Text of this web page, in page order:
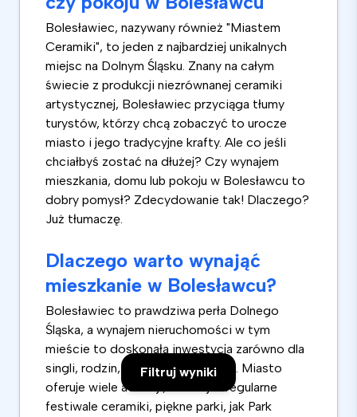
Filtruj wyniki
Bolesławiec, nazywany również "Miastem
Ceramiki", to jeden z najbardziej unikalnych
miejsc na Dolnym Śląsku. Znany na całym
świecie z produkcji niezrównanej ceramiki
artystycznej, Bolesławiec przyciąga tłumy
turystów, którzy chcą zobaczyć to urocze
miasto i jego tradycyjne krafty. Ale co jeśli
chciałbyś zostać na dłużej? Czy wynajem
mieszkania, domu lub pokoju w Bolesławcu to
dobry pomysł? Zdecydowanie tak! Dlaczego?
Już tłumaczę.
Dlaczego warto wynająć
mieszkanie w Bolesławcu?
Bolesławiec to prawdziwa perła Dolnego
Śląska, a wynajem nieruchomości w tym
mieście to doskonała inwestycja zarówno dla
singli, rodzin, jak i osób starszych. Miasto
oferuje wiele atrakcji, takich jak regularne
festiwale ceramiki, piękne parki, jak Park